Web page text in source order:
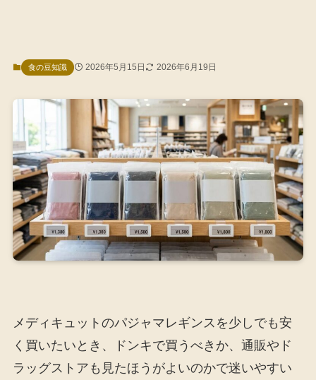
食の豆知識 2026年5月15日 2026年6月19日
メディキュットのパジャマレギンスを少しでも安
く買いたいとき、ドンキで買うべきか、通販やド
ラッグストアも見たほうがよいのかで迷いやすい